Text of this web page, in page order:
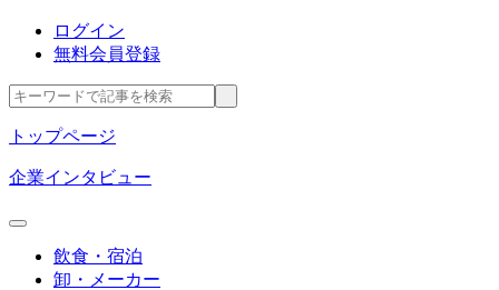
ログイン
無料会員登録
トップページ
企業インタビュー
飲食・宿泊
卸・メーカー